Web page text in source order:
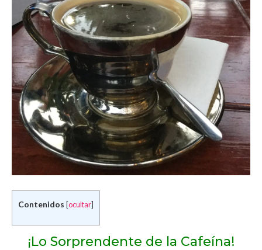
Contenidos ocultar
¡Lo Sorprendente de la Cafeína!